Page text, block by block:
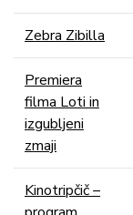
Zebra Zibilla
Premiera
filma Loti in
izgubljeni
zmaji
Kinotripčič –